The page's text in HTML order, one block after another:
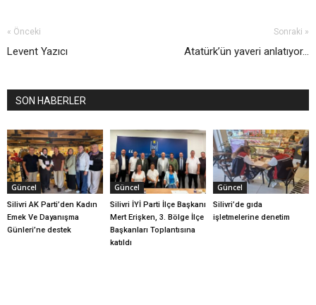
« Önceki
Levent Yazıcı
Sonraki »
Atatürk’ün yaveri anlatıyor...
SON HABERLER
Güncel
Silivri AK Parti’den Kadın
Emek Ve Dayanışma
Günleri’ne destek
Güncel
Silivri İYİ Parti İlçe Başkanı
Mert Erişken, 3. Bölge İlçe
Başkanları Toplantısına
katıldı
Güncel
Silivri’de gıda
işletmelerine denetim